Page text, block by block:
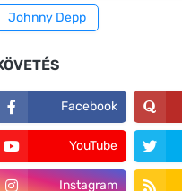
Johnny Depp
Facebook
YouTube
Instagram